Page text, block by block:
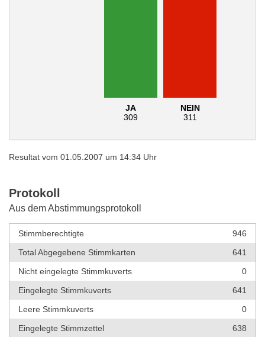
JA
309
NEIN
311
Resultat vom 01.05.2007 um 14:34 Uhr
Protokoll
Aus dem Abstimmungsprotokoll
Stimmberechtigte
946
Total Abgegebene Stimmkarten
641
Nicht eingelegte Stimmkuverts
0
Eingelegte Stimmkuverts
641
Leere Stimmkuverts
0
Eingelegte Stimmzettel
638